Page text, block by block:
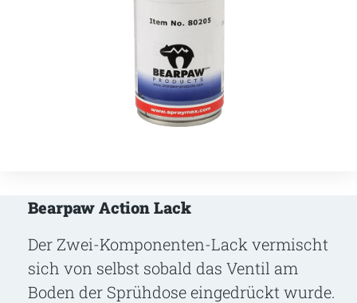
Bearpaw Action Lack
Der Zwei-Komponenten-Lack vermischt
sich von selbst sobald das Ventil am
Boden der Sprühdose eingedrückt wurde.